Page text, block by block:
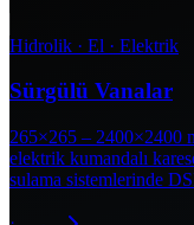
Hidrolik · El · Elektrik
Sürgülü Vanalar
265×265 – 2400×2400
elektrik kumandalı
sulama sistemlerinde